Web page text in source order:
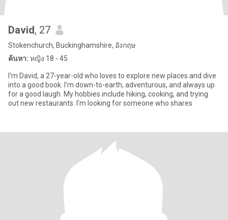
David, 27
Stokenchurch, Buckinghamshire, อังกฤษ
ค้นหา: หญิง 18 - 45
I'm David, a 27-year-old who loves to explore new places and dive
into a good book. I'm down-to-earth, adventurous, and always up
for a good laugh. My hobbies include hiking, cooking, and trying
out new restaurants. I'm looking for someone who shares